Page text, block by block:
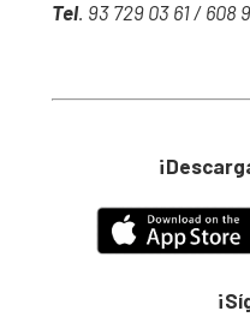
Tel. 93 729 03 61 / 608